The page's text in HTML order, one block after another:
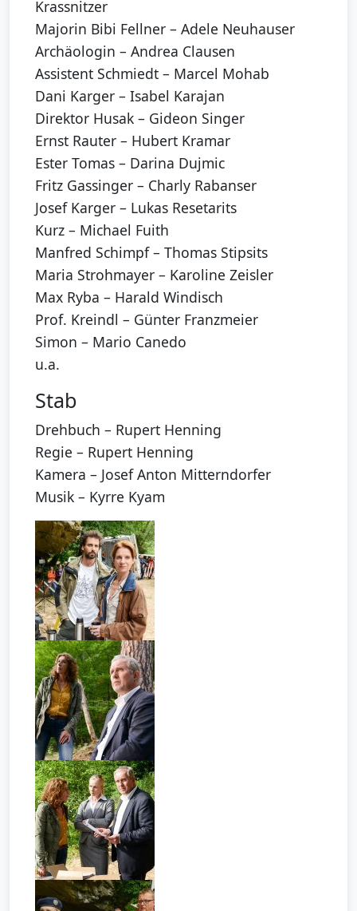
Krassnitzer
Majorin Bibi Fellner – Adele Neuhauser
Archäologin – Andrea Clausen
Assistent Schmiedt – Marcel Mohab
Dani Karger – Isabel Karajan
Direktor Husak – Gideon Singer
Ernst Rauter – Hubert Kramar
Ester Tomas – Darina Dujmic
Fritz Gassinger – Charly Rabanser
Josef Karger – Lukas Resetarits
Kurz – Michael Fuith
Manfred Schimpf – Thomas Stipsits
Maria Strohmayer – Karoline Zeisler
Max Ryba – Harald Windisch
Prof. Kreindl – Günter Franzmeier
Simon – Mario Canedo
u.a.
Stab
Drehbuch – Rupert Henning
Regie – Rupert Henning
Kamera – Josef Anton Mitterndorfer
Musik – Kyrre Kyam